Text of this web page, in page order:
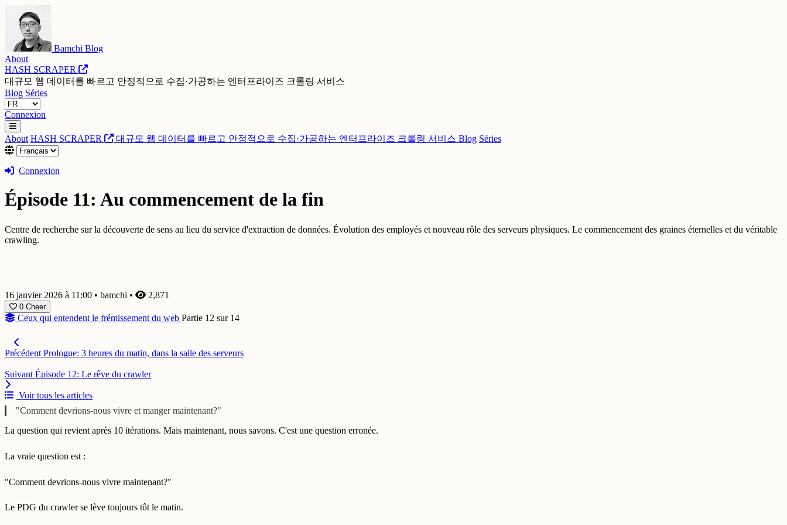
Bamchi Blog
About
HASH SCRAPER
대규모 웹 데이터를 빠르고 안정적으로 수집·가공하는 엔터프라이즈 크롤링 서비스
Blog Séries
Connexion
About HASH SCRAPER 대규모 웹 데이터를 빠르고 안정적으로 수집·가공하는 엔터프라이즈 크롤링 서비스 Blog Séries
Connexion
Épisode 11: Au commencement de la fin
Centre de recherche sur la découverte de sens au lieu du service d'extraction de données. Évolution des employés et nouveau rôle des serveurs physiques. Le commencement des graines éternelles et du véritable
crawling.
16 janvier 2026 à 11:00 • bamchi • 2,871
0 Cheer
Ceux qui entendent le frémissement du web Partie 12 sur 14
Précédent Prologue: 3 heures du matin, dans la salle des serveurs
Suivant Épisode 12: Le rêve du crawler
Voir tous les articles
"Comment devrions-nous vivre et manger maintenant?"
La question qui revient après 10 itérations. Mais maintenant, nous savons. C'est une question erronée.
La vraie question est :
"Comment devrions-nous vivre maintenant?"
Le PDG du crawler se lève toujours tôt le matin.